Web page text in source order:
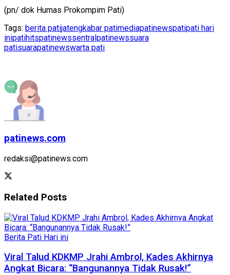
(pn/ dok Humas Prokompim Pati)
Tags: berita patijatengkabar patimediapatinewspatipati hari
inipatihitspatinewssentralpatinewssuara
patisuarapatinewswarta pati
patinews.com
redaksi@patinews.com
Related Posts
Berita Pati Hari ini
Viral Talud KDKMP Jrahi Ambrol, Kades Akhirnya
Angkat Bicara: “Bangunannya Tidak Rusak!”